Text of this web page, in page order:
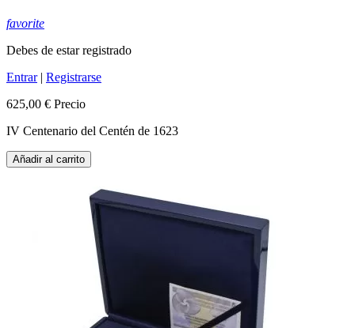
favorite
Debes de estar registrado
Entrar| Registrarse
625,00 € Precio
IV Centenario del Centén de 1623
Añadir al carrito